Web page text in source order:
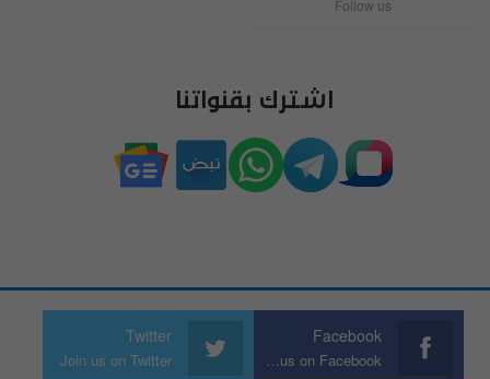
Follow us
اشترك بقنواتنا
Facebook
Join us on Facebook
Twitter
Join us on Twitter